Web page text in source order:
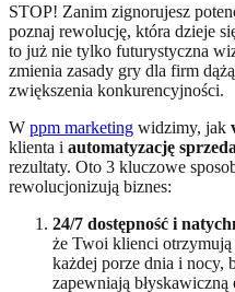
STOP! Zanim zignorujesz
poznaj rewolucję, która dzieje
to już nie tylko futurystyczna
zmienia zasady gry dla firm
zwiększenia konkurencyjności.
W ppm marketing widzimy, jak
klienta i automatyzację
rezultaty. Oto 3 kluczowe
rewolucjonizują biznes:
24/7 dostępność i
że Twoi klienci
każdej porze dnia i nocy,
zapewniają błyskawiczną